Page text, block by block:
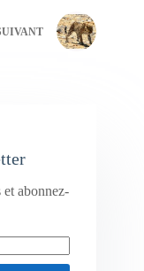
et abonnez-